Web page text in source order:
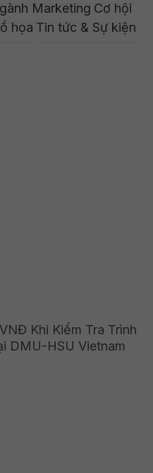
Marketing Cơ hội
họa Tin tức & Sự kiện
Khi Kiểm Tra Trình
DMU-HSU Vietnam